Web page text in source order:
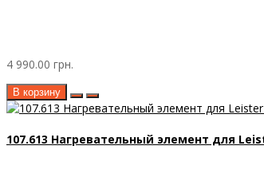
4 990.00 грн.
В корзину
107.613 Нагревательный элемент для